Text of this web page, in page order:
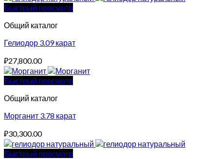
Быстрый просмотр
Общий каталог
Гелиодор 3.09 карат
₽27,800.00
Быстрый просмотр
Общий каталог
Морганит 3.78 карат
₽30,300.00
Быстрый просмотр